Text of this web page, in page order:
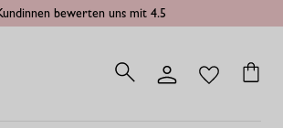
bewerten uns mit 4.5